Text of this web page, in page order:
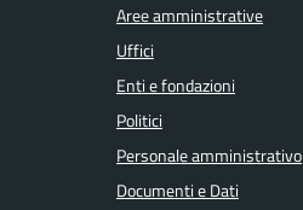
Aree amministrative
Uffici
Enti e fondazioni
Politici
Personale amministrativo
Documenti e Dati